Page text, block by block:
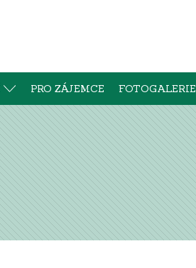
PRO ZÁJEMCE FOTOGALERIE